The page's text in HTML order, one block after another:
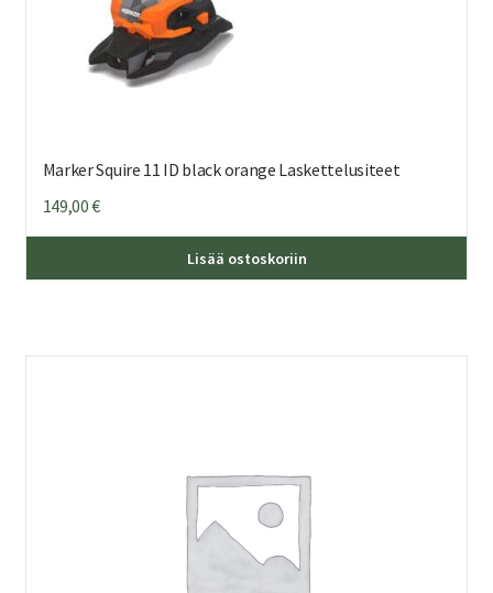
Marker Squire 11 ID black orange Laskettelusiteet
149,00€
Lisää ostoskoriin